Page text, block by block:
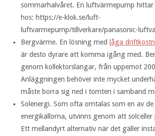
sommarhalvåret. En luftvärmepump hittar
hos: https://e-klok.se/luft-
luftvarmepump/tillverkare/panasonic-
Bergvärme. En lösning med låga
är desto dyrare att komma igång med.
genom kollektorslangar, från uppemot
Anläggningen behöver inte mycket
måste borra sig ned i tomten i samband
Solenergi. Som ofta omtalas som en av
energikällorna, utvinns genom att solceller
Ett mellandyrt alternativ när det gäller